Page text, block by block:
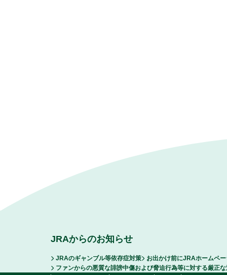
JRAからのお知らせ
JRAのギャンブル等依存症対策
お出かけ前にJRAホームペ
ファンからの悪質な誹謗中傷および脅迫行為等に対する厳正